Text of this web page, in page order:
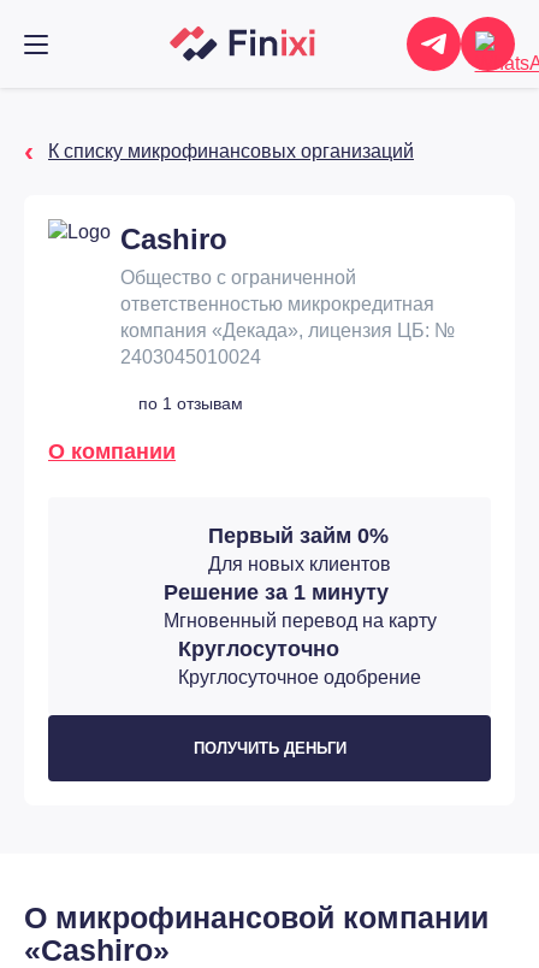
К списку микрофинансовых организаций
Cashiro
Общество с ограниченной
ответственностью микрокредитная
компания «Декада», лицензия ЦБ: №
2403045010024
по 1 отзывам
О компании
Первый займ 0%
Для новых клиентов
Решение за 1 минуту
Мгновенный перевод на карту
Круглосуточно
Круглосуточное одобрение
ПОЛУЧИТЬ ДЕНЬГИ
О микрофинансовой компании
«Cashiro»